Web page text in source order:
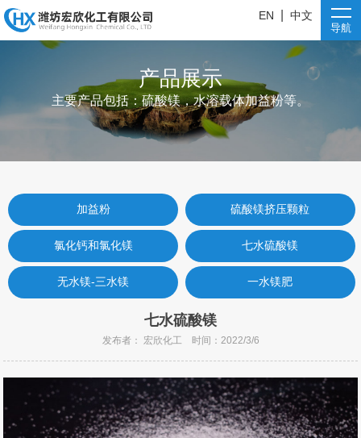
导航
EN 中文
产品展示
主要产品包括：硫酸镁，水溶载体加益粉等。
加益粉 硫酸镁挤压颗粒
氯化钙和氯化镁 七水硫酸镁
无水镁-三水镁 一水镁肥
七水硫酸镁
发布者： 宏欣化工 时间：2022/3/6